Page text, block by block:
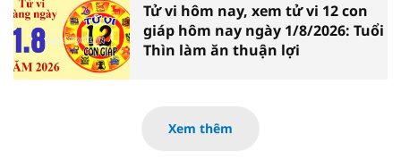
Tử vi hôm nay, xem tử vi 12 con
giáp hôm nay ngày 1/8/2026: Tuổi
Thìn làm ăn thuận lợi
Xem thêm